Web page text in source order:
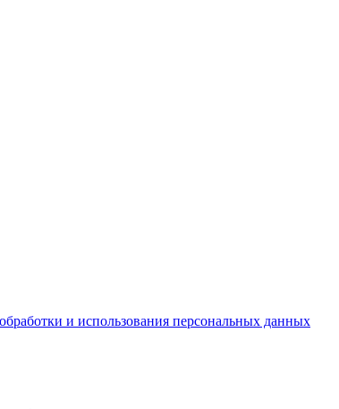
и использования персональных данных